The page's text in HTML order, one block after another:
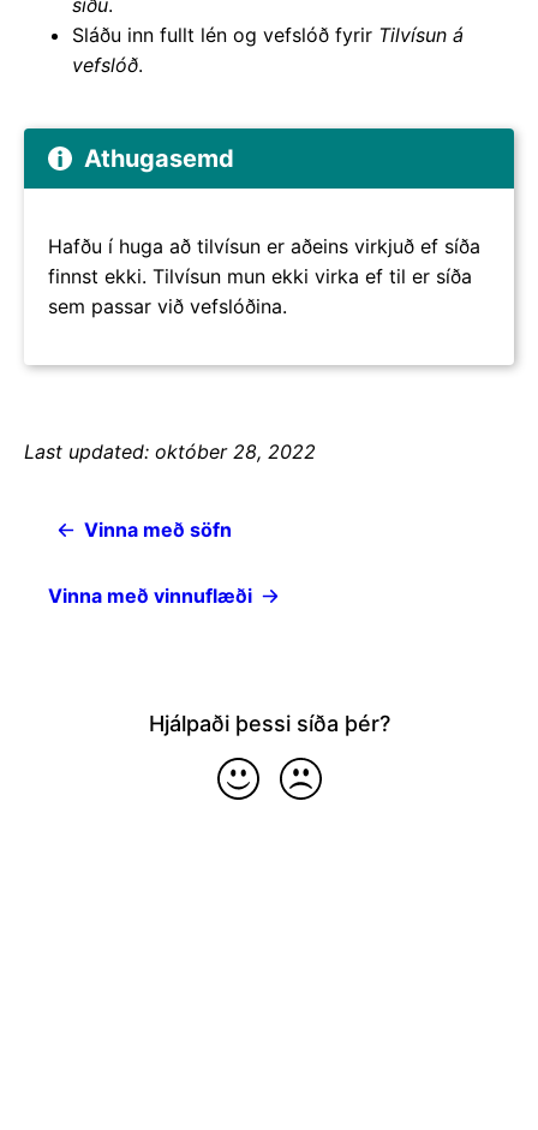
síðu.
Sláðu inn fullt lén og vefslóð fyrir Tilvísun á
vefslóð.
Athugasemd
Hafðu í huga að tilvísun er aðeins virkjuð ef síða
finnst ekki. Tilvísun mun ekki virka ef til er síða
sem passar við vefslóðina.
Last updated: október 28, 2022
Vinna með söfn
Vinna með vinnuflæði
Hjálpaði þessi síða þér?